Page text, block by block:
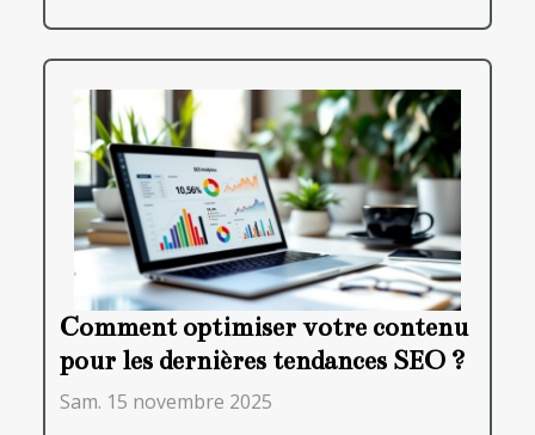
Comment optimiser votre contenu
pour les dernières tendances SEO ?
Sam. 15 novembre 2025